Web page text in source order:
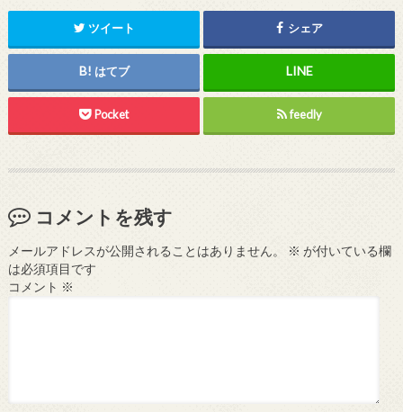
ツイート シェア
はてブ
Pocket feedly
コメントを残す
メールアドレスが公開されることはありません。 ※ が付いている欄
は必須項目です
コメント ※